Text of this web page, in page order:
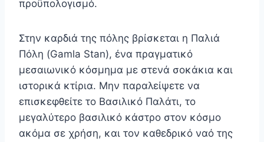
προϋπολογισμό.
Στην καρδιά της πόλης βρίσκεται η Παλιά
Πόλη (Gamla Stan), ένα πραγματικό
μεσαιωνικό κόσμημα με στενά σοκάκια και
ιστορικά κτίρια. Μην παραλείψετε να
επισκεφθείτε το Βασιλικό Παλάτι, το
μεγαλύτερο βασιλικό κάστρο στον κόσμο
ακόμα σε χρήση, και τον καθεδρικό ναό της